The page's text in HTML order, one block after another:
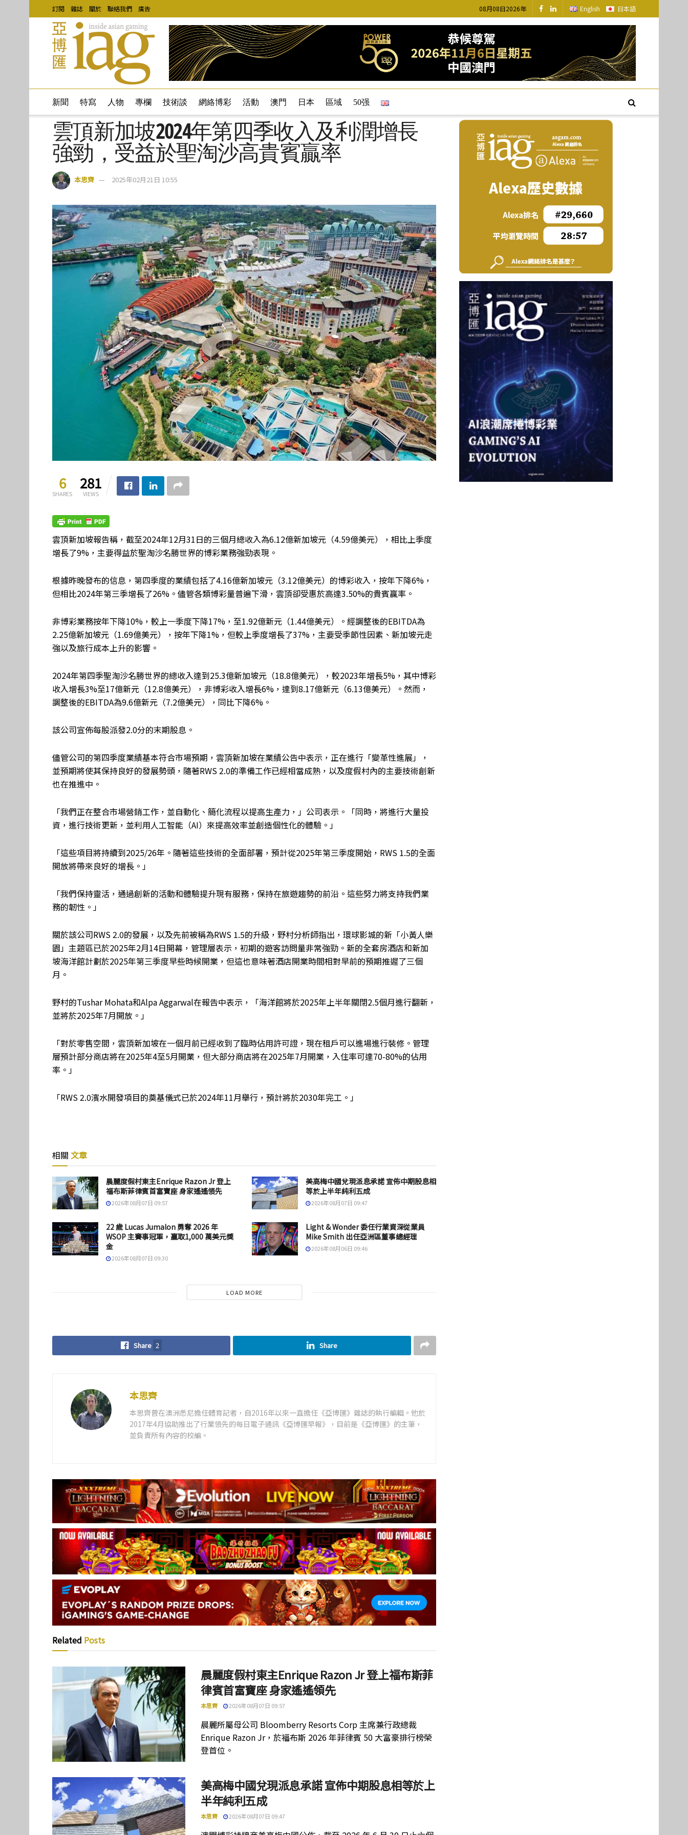
訂閱 雜誌 關於 聯絡我們 廣告 08月08日2026年 English 日本語
新聞 特寫 人物 專欄 技術談 網絡博彩 活動 澳門 日本 區域 50强
雲頂新加坡2024年第四季收入及利潤增長
強勁，受益於聖淘沙高貴賓贏率
本思齊 2025年02月21日 10:55
6
SHARES
281
VIEWS
雲頂新加坡報告稱，截至2024年12月31日的三個月總收入為6.12億新加坡元（4.59億美元），相比上季度
增長了9%，主要得益於聖淘沙名勝世界的博彩業務強勁表現。
根據昨晚發布的信息，第四季度的業績包括了4.16億新加坡元（3.12億美元）的博彩收入，按年下降6%，
但相比2024年第三季增長了26%。儘管各類博彩量普遍下滑，雲頂卻受惠於高達3.50%的貴賓贏率。
非博彩業務按年下降10%，較上一季度下降17%，至1.92億新元（1.44億美元）。 經調整後的EBITDA為
2.25億新加坡元（1.69億美元），按年下降1%，但較上季度增長了37%，主要受季節性因素、新加坡元走
強以及旅行成本上升的影響。
2024年第四季聖淘沙名勝世界的總收入達到25.3億新加坡元（18.8億美元），較2023年增長5%，其中博彩
收入增長3%至17億新元（12.8億美元），非博彩收入增長6%，達到8.17億新元（6.13億美元）。然而，
調整後的EBITDA為9.6億新元（7.2億美元），同比下降6%。
該公司宣佈每股派發2.0分的末期股息。
儘管公司的第四季度業績基本符合市場預期，雲頂新加坡在業績公告中表示，正在進行「變革性進展」，
並預期將使其保持良好的發展勢頭，隨著RWS 2.0的準備工作已經相當成熟，以及度假村內的主要技術創新
也在推進中。
「我們正在整合市場營銷工作，並自動化、簡化流程以提高生產力，」公司表示。「同時，將進行大量投
資，進行技術更新，並利用人工智能（AI）來提高效率並創造個性化的體驗。」
「這些項目將持續到2025/26年。隨著這些技術的全面部署，預計從2025年第三季度開始，RWS 1.5的全面
開放將帶來良好的增長。」
「我們保持靈活，通過創新的活動和體驗提升現有服務，保持在旅遊趨勢的前沿。這些努力將支持我們業
務的韌性。」
關於該公司RWS 2.0的發展，以及先前被稱為RWS 1.5的升級，野村分析師指出，環球影城的新「小黃人樂
園」主題區已於2025年2月14日開幕，管理層表示，初期的遊客訪問量非常強勁。新的全套房酒店和新加
坡海洋館計劃於2025年第三季度早些時候開業，但這也意味著酒店開業時間相對早前的預期推遲了三個
月。
野村的Tushar Mohata和Alpa Aggarwal在報告中表示，「海洋館將於2025年上半年關閉2.5個月進行翻新，
並將於2025年7月開放。」
「對於零售空間，雲頂新加坡在一個月前已經收到了臨時佔用許可證，現在租戶可以進場進行裝修。管理
層預計部分商店將在2025年4至5月開業，但大部分商店將在2025年7月開業，入住率可達70-80%的佔用
率。」
「RWS 2.0濱水開發項目的奠基儀式已於2024年11月舉行，預計將於2030年完工。」
相關 文章
晨麗度假村東主Enrique Razon Jr 登上
福布斯菲律賓首富寶座 身家遙遙領先
2026年08月07日 09:57
美高梅中國兌現派息承諾 宣佈中期股息相
等於上半年純利五成
2026年08月07日 09:47
22 歲 Lucas Jumalon 勇奪 2026 年
WSOP 主賽事冠軍，贏取1,000 萬美元獎
金
2026年08月07日 09:30
Light & Wonder 委任行業資深從業員
Mike Smith 出任亞洲區董事總經理
2026年08月06日 09:46
LOAD MORE
Share 2 Share
本思齊
本思齊曾在澳洲悉尼擔任體育記者，自2016年以來一直擔任《亞博匯》雜誌的執行編輯。他於
2017年4月協助推出了行業領先的每日電子通訊《亞博匯早報》，目前是《亞博匯》的主筆，
並負責所有內容的校編。
Related Posts
晨麗度假村東主Enrique Razon Jr 登上福布斯菲
律賓首富寶座 身家遙遙領先
本思齊 2026年08月07日 09:57
晨麗所屬母公司 Bloomberry Resorts Corp 主席兼行政總裁
Enrique Razon Jr，於福布斯 2026 年菲律賓 50 大富豪排行榜榮
登首位。
美高梅中國兌現派息承諾 宣佈中期股息相等於上
半年純利五成
本思齊 2026年08月07日 09:47